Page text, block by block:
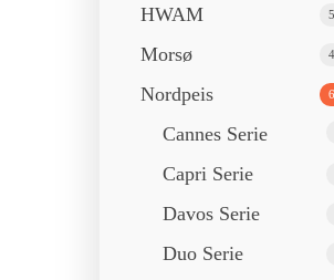
HWAM
Morsø
Nordpeis
Cannes Serie
Capri Serie
Davos Serie
Duo Serie